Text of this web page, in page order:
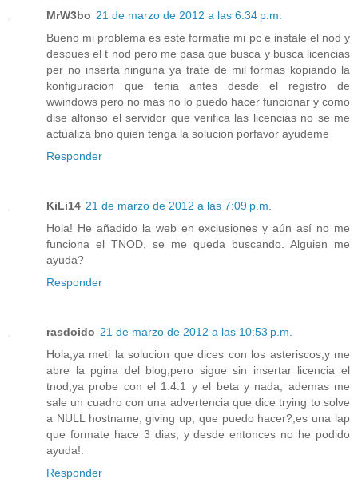
MrW3bo 21 de marzo de 2012 a las 6:34 p.m.
Bueno mi problema es este formatie mi pc e instale el nod y
despues el t nod pero me pasa que busca y busca licencias
per no inserta ninguna ya trate de mil formas kopiando la
konfiguracion que tenia antes desde el registro de
wwindows pero no mas no lo puedo hacer funcionar y como
dise alfonso el servidor que verifica las licencias no se me
actualiza bno quien tenga la solucion porfavor ayudeme
Responder
KiLi14 21 de marzo de 2012 a las 7:09 p.m.
Hola! He añadido la web en exclusiones y aún así no me
funciona el TNOD, se me queda buscando. Alguien me
ayuda?
Responder
rasdoido 21 de marzo de 2012 a las 10:53 p.m.
Hola,ya meti la solucion que dices con los asteriscos,y me
abre la pgina del blog,pero sigue sin insertar licencia el
tnod,ya probe con el 1.4.1 y el beta y nada, ademas me
sale un cuadro con una advertencia que dice trying to solve
a NULL hostname; giving up, que puedo hacer?,es una lap
que formate hace 3 dias, y desde entonces no he podido
ayuda!.
Responder